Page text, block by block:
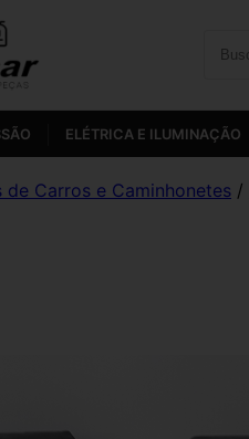
ELÉTRICA E ILUMINAÇÃO
de Carros e Caminhonetes /